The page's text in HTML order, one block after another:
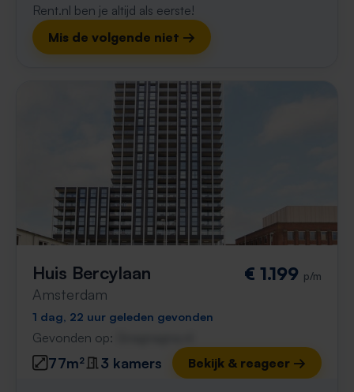
Rent.nl ben je altijd als eerste!
Mis de volgende niet →
Huis Bercylaan
Amsterdam
€ 1.199 p/m
1 dag, 22 uur geleden gevonden
Gevonden op:
77m² 3 kamers Bekijk & reageer →